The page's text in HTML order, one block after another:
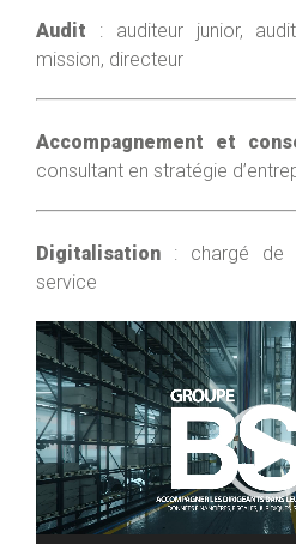
Audit : auditeur junior,
mission, directeur
Accompagnement et
consultant en stratégie
Digitalisation : chargé de
service
Lecteur
vidéo